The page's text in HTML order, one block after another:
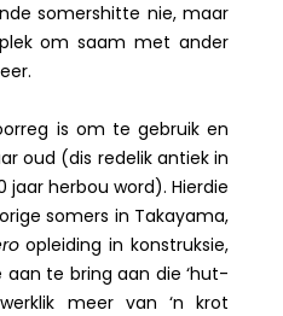
somershitte nie, maar
om saam met ander
is om te gebruik en
oud (dis redelik antiek in
jaar herbou word). Hierdie
somers in Takayama,
opleiding in konstruksie,
aan te bring aan die ‘hut-
meer van ‘n krot